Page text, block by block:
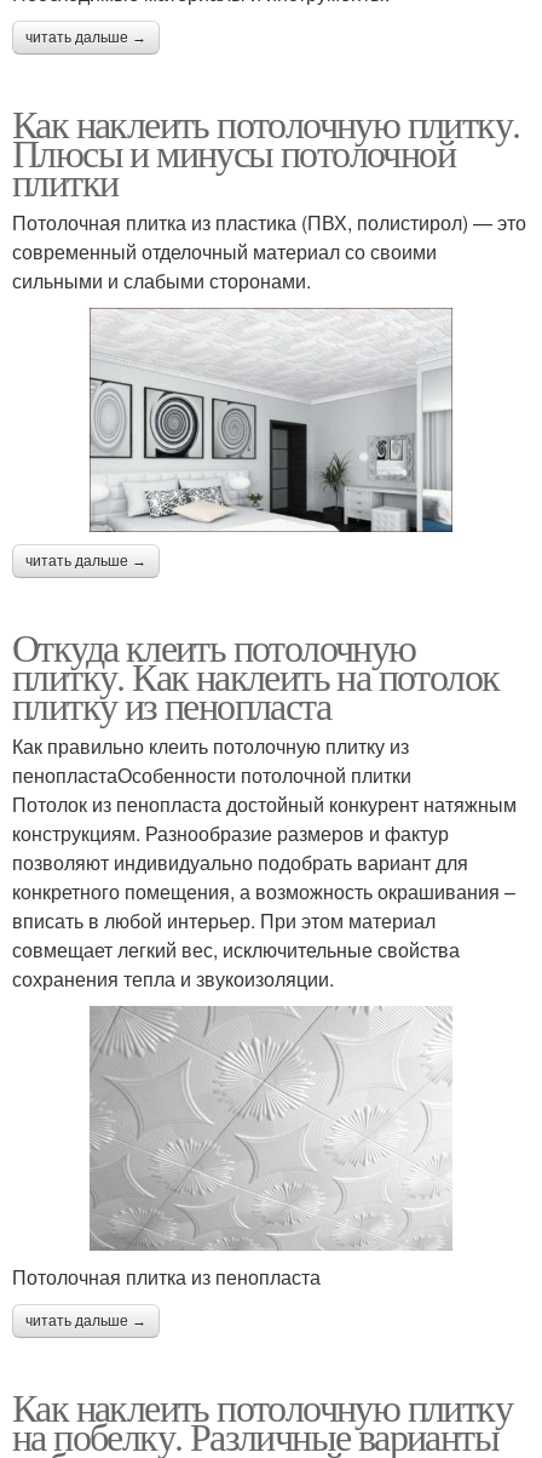
читать дальше →
Как наклеить потолочную плитку.
Плюсы и минусы потолочной
плитки
Потолочная плитка из пластика (ПВХ, полистирол) — это
современный отделочный материал со своими
сильными и слабыми сторонами.
читать дальше →
Откуда клеить потолочную
плитку. Как наклеить на потолок
плитку из пенопласта
Как правильно клеить потолочную плитку из
пенопластаОсобенности потолочной плитки
Потолок из пенопласта достойный конкурент натяжным
конструкциям. Разнообразие размеров и фактур
позволяют индивидуально подобрать вариант для
конкретного помещения, а возможность окрашивания –
вписать в любой интерьер. При этом материал
совмещает легкий вес, исключительные свойства
сохранения тепла и звукоизоляции.
Потолочная плитка из пенопласта
читать дальше →
Как наклеить потолочную плитку
на побелку. Различные варианты